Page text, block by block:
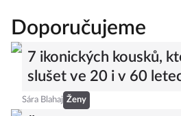
Doporučujeme
7 ikonických kousků,
slušet ve 20 i v 60
Sára Blahaj Ženy